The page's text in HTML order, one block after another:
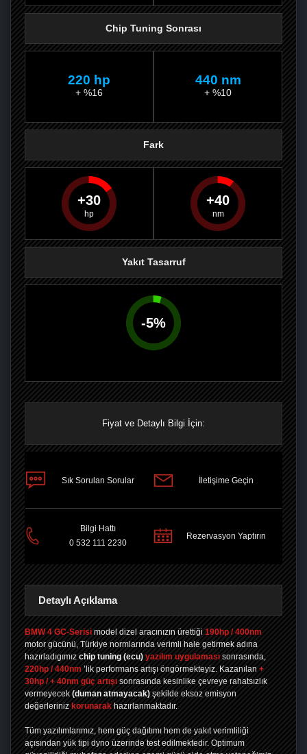
PAYLAŞPAYLAŞPLUS'TA
Chip Tuning Sonrası
220 hp
+ %16
440 nm
+ %10
Fark
30 40
Yakıt Tasarruf
-5%
Fiyat ve Detaylı Bilgi İçin:
Sık Sorulan Sorular İletişime Geçin
Bilgi Hattı
0 532 111 2230
Rezervasyon Yaptırın
Detaylı Açıklama
BMW 4 GC-Serisi model dizel aracınızın ürettiği 190hp / 400nm
motor gücünü, Türkiye normlarında verimli hale getirmek adına
hazırladıgımız chip tuning (ecu) yazılım uygulaması sonrasında,
220hp / 440nm ’lik performans artışı öngörmekteyiz. Kazanılan +
30hp / + 40nm güç artışı sonrasında kesinlike çevreye rahatsızlık
vermeyecek (duman atmayacak) şekilde eksoz emisyon
değerleriniz korunarak hazırlanmaktadır.
Tüm yazılımlarımız, hem güç dağıtımı hem de yakıt verimliliği
açısından yük tipi dyno üzerinde test edilmektedir. Optimum